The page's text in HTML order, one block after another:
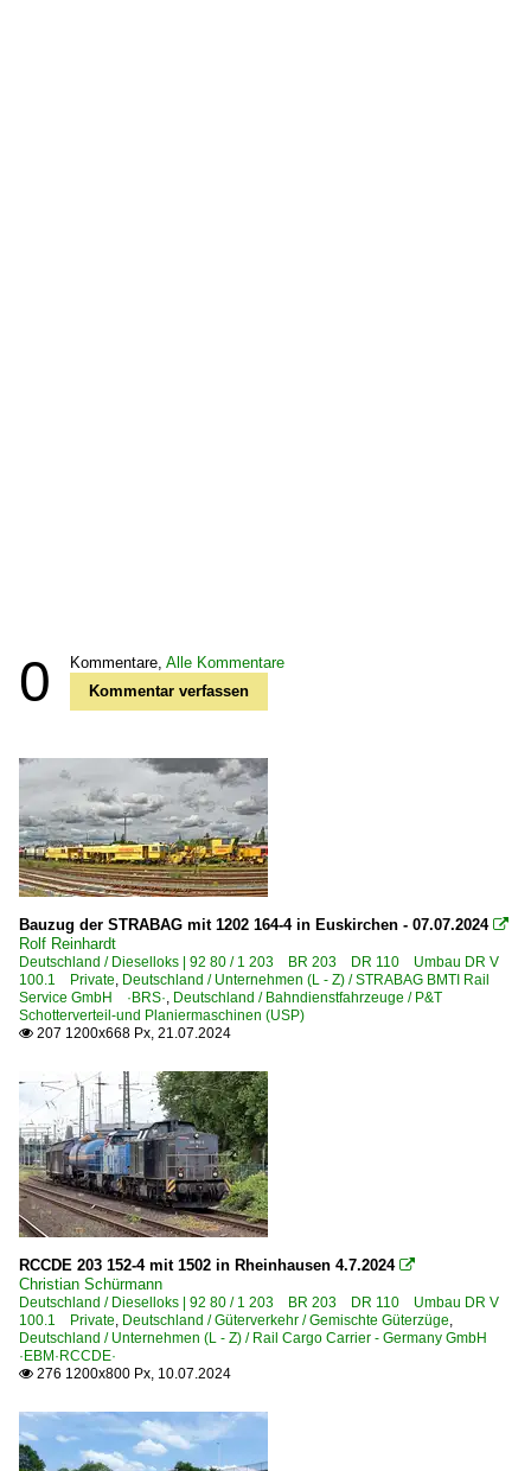
0 Kommentare, Alle Kommentare
Kommentar verfassen
Bauzug der STRABAG mit 1202 164-4 in Euskirchen - 07.07.2024 
Rolf Reinhardt
Deutschland / Dieselloks | 92 80 / 1 203 BR 203 DR 110 Umbau DR V
100.1 Private, Deutschland / Unternehmen (L - Z) / STRABAG BMTI Rail
Service GmbH ·BRS·, Deutschland / Bahndienstfahrzeuge / P&T
Schotterverteil-und Planiermaschinen (USP)
 207 1200x668 Px, 21.07.2024
RCCDE 203 152-4 mit 1502 in Rheinhausen 4.7.2024 
Christian Schürmann
Deutschland / Dieselloks | 92 80 / 1 203 BR 203 DR 110 Umbau DR V
100.1 Private, Deutschland / Güterverkehr / Gemischte Güterzüge,
Deutschland / Unternehmen (L - Z) / Rail Cargo Carrier - Germany GmbH
·EBM·RCCDE·
 276 1200x800 Px, 10.07.2024